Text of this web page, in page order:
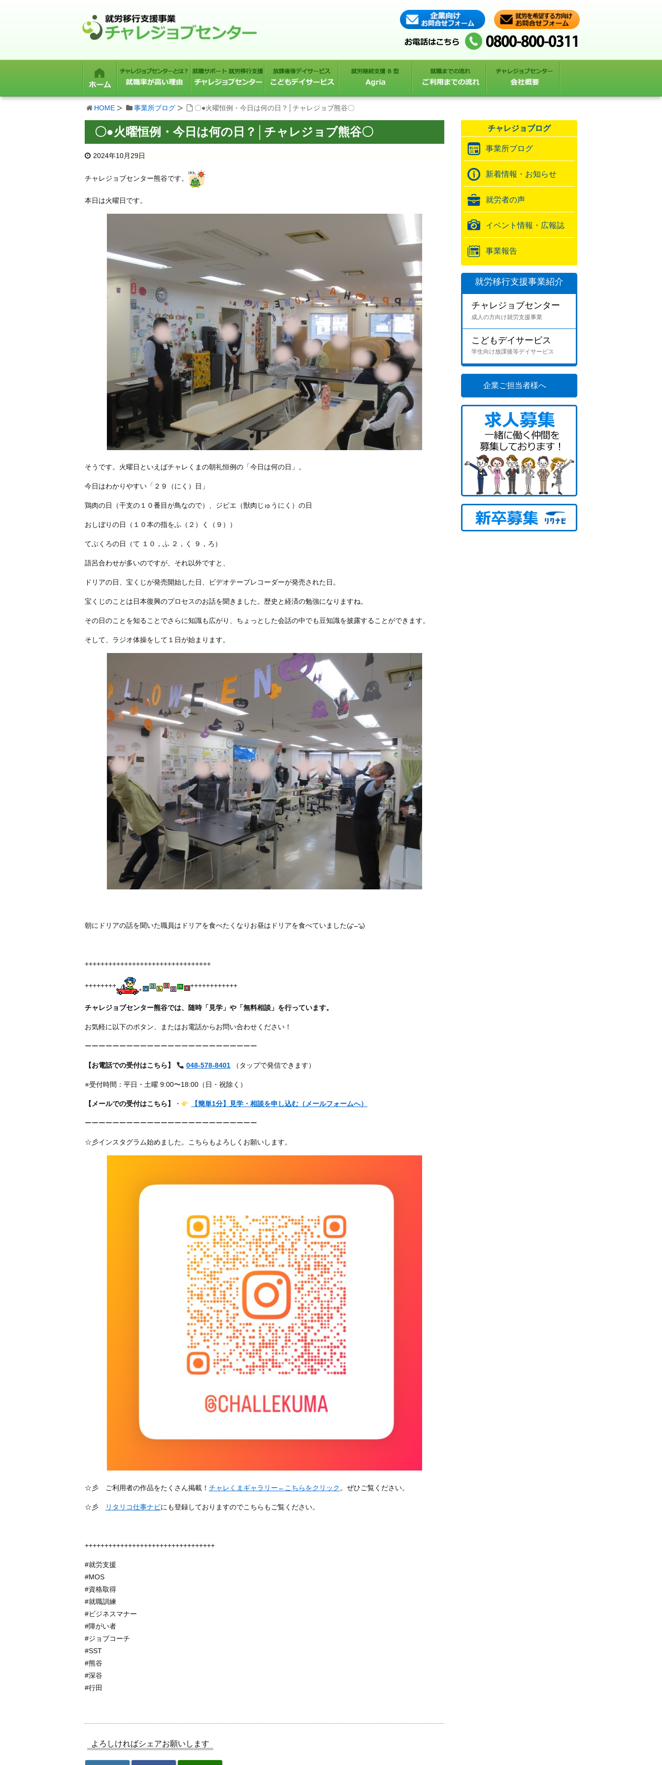
HOME 事業所ブログ 〇●火曜恒例・今日は何の日？│チャレジョブ熊谷〇
〇●火曜恒例・今日は何の日？│チャレジョブ熊谷〇
2024年10月29日
チャレジョブセンター熊谷です。
本日は火曜日です。
そうです。火曜日といえばチャレくまの朝礼恒例の「今日は何の日」。
今日はわかりやすい「２９（にく）日」
鶏肉の日（干支の１０番目が鳥なので）、ジビエ（獣肉じゅうにく）の日
おしぼりの日（１０本の指をふ（２）く（９））
てぶくろの日（て １０，ふ ２，く ９，ろ）
語呂合わせが多いのですが、それ以外ですと、
ドリアの日、宝くじが発売開始した日、ビデオテープレコーダーが発売された日。
宝くじのことは日本復興のプロセスのお話を聞きました。歴史と経済の勉強になりますね。
その日のことを知ることでさらに知識も広がり、ちょっとした会話の中でも豆知識を披露することができます。
そして、ラジオ体操をして１日が始まります。
朝にドリアの話を聞いた職員はドリアを食べたくなりお昼はドリアを食べていました
++++++++++++++++++++++++++++++++
++++++++ ++++++++++++
チャレジョブセンター熊谷では、随時「見学」や「無料相談」を行っています。
お気軽に以下のボタン、またはお電話からお問い合わせください！
ーーーーーーーーーーーーーーーーーーーーーーーーー
【お電話での受付はこちら】 048-578-8401（タップで発信できます）
※受付時間：平日・土曜 9:00〜18:00（日・祝除く）
【メールでの受付はこちら】 ・ 【簡単1分】見学・相談を申し込む（メールフォームへ）
ーーーーーーーーーーーーーーーーーーーーーーーーー
☆彡インスタグラム始めました。こちらもよろしくお願いします。
☆彡 ご利用者の作品をたくさん掲載！ チャレくまギャラリー←こちらをクリック 。ぜひご覧ください。
☆彡 リタリコ仕事ナビにも登録しておりますのでこちらもご覧ください。
+++++++++++++++++++++++++++++++++
#就労支援
#MOS
#資格取得
#就職訓練
#ビジネスマナー
#障がい者
#ジョブコーチ
#SST
#熊谷
#深谷
#行田
よろしければシェアお願いします
チャレジョブログ
事業所ブログ
新着情報・お知らせ
就労者の声
イベント情報・広報誌
事業報告
就労移行支援事業紹介
チャレジョブセンター
成人の方向け就労支援事業
こどもデイサービス
学生向け放課後等デイサービス
企業ご担当者様へ